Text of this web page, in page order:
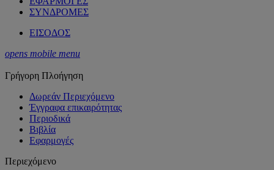
ΣΥΝΔΡΟΜΕΣ
ΕΙΣΟΔΟΣ
opens mobile menu
Γρήγορη Πλοήγηση
Δωρεάν Περιεχόμενο
Έγγραφα επικαιρότητας
Περιοδικά
Βιβλία
Εφαρμογές
Περιεχόμενο